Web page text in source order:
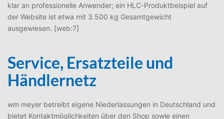
klar an professionelle Anwender; ein HLC-Produktbeispiel auf
der Website ist etwa mit 3.500 kg Gesamtgewicht
ausgewiesen. [web:7]
Service, Ersatzteile und
Händlernetz
wm meyer betreibt eigene Niederlassungen in Deutschland und
bietet Kontaktmöglichkeiten über den Shop sowie einen